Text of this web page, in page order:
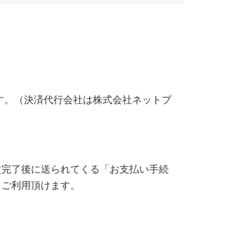
（決済代行会社は株式会社ネットプ
了後に送られてくる「お支払い手続
利用頂けます。